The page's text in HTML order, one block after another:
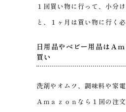
１回買い物に行って、小分
と、１ヶ月は買い物に行く
日用品やベビー用品はＡ
買い
洗剤やオムツ、調味料や家
Ａｍａｚｏｎなら１回の注